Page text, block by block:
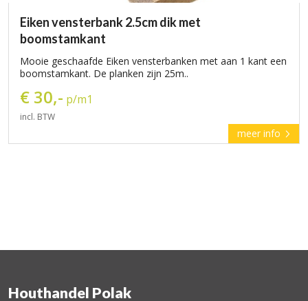
Eiken vensterbank 2.5cm dik met
boomstamkant
Mooie geschaafde Eiken vensterbanken met aan 1 kant een
boomstamkant. De planken zijn 25m..
€ 30,- p/m1
incl. BTW
meer info
Houthandel Polak